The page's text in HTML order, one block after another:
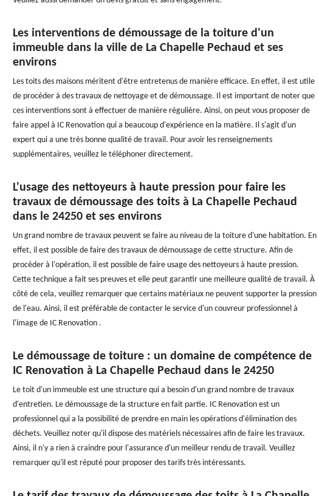
Les interventions de démoussage de la toiture d'un
immeuble dans la ville de La Chapelle Pechaud et ses
environs
Les toits des maisons méritent d'être entretenus de manière efficace. En effet, il est utile
de procéder à des travaux de nettoyage et de démoussage. Il est important de noter que
ces interventions sont à effectuer de manière régulière. Ainsi, on peut vous proposer de
faire appel à IC Renovation qui a beaucoup d'expérience en la matière. Il s'agit d'un
expert qui a une très bonne qualité de travail. Pour avoir les renseignements
supplémentaires, veuillez le téléphoner directement.
L'usage des nettoyeurs à haute pression pour faire les
travaux de démoussage des toits à La Chapelle Pechaud
dans le 24250 et ses environs
Un grand nombre de travaux peuvent se faire au niveau de la toiture d'une habitation. En
effet, il est possible de faire des travaux de démoussage de cette structure. Afin de
procéder à l'opération, il est possible de faire usage des nettoyeurs à haute pression.
Cette technique a fait ses preuves et elle peut garantir une meilleure qualité de travail. À
côté de cela, veuillez remarquer que certains matériaux ne peuvent supporter la pression
de l'eau. Ainsi, il est préférable de contacter le service d'un couvreur professionnel à
l'image de IC Renovation .
Le démoussage de toiture : un domaine de compétence de
IC Renovation à La Chapelle Pechaud dans le 24250
Le toit d'un immeuble est une structure qui a besoin d'un grand nombre de travaux
d'entretien. Le démoussage de la structure en fait partie. IC Renovation est un
professionnel qui a la possibilité de prendre en main les opérations d'élimination des
déchets. Veuillez noter qu'il dispose des matériels nécessaires afin de faire les travaux.
Ainsi, il n'y a rien à craindre pour l'assurance d'un meilleur rendu de travail. Veuillez
remarquer qu'il est réputé pour proposer des tarifs très intéressants.